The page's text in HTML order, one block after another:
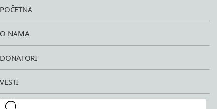
POČETNA
O NAMA
DONATORI
VESTI
Search this site